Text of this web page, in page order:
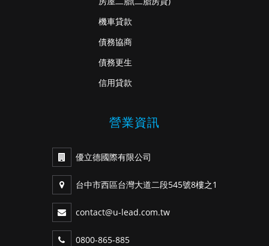
機車貸款
債務協商
債務更生
信用貸款
營業資訊
優立德國際有限公司
台中市西區台灣大道二段545號8樓之1
contact@u-lead.com.tw
0800-865-885